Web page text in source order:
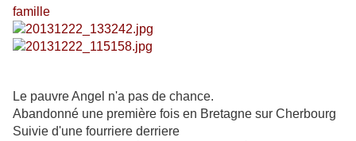
famille
Le pauvre Angel n'a pas de chance.
Abandonné une première fois en Bretagne sur Cherbourg
Suivie d'une fourriere derriere